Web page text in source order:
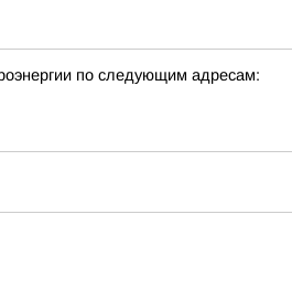
по следующим адресам: